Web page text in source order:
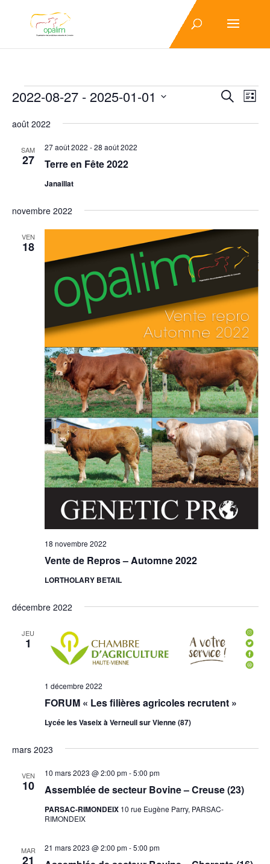
Évènements Recherche
de
Liste
2022-08-27 - 2025-01-01
une
août 2022
SAM
27 Terre en Fête 2022
27 août 2022 -28 août 2022
Janaillat
novembre 2022
VEN
18
Vente de Repros – Automne 2022
18 novembre 2022
LORTHOLARY BETAIL
décembre 2022
JEU
1
FORUM « Les filières agricoles recrutent »
1 décembre 2022
Lycée les Vaseix à Verneuil sur Vienne (87)
mars 2023
VEN
10 Assemblée de secteur Bovine – Creuse (23)
10 mars 2023 @ 2:00 pm-5:00 pm
PARSAC-RIMONDEIX 10 rue Eugène Parry, PARSAC-
RIMONDEIX
MAR
21
21 mars 2023 @ 2:00 pm-5:00 pm